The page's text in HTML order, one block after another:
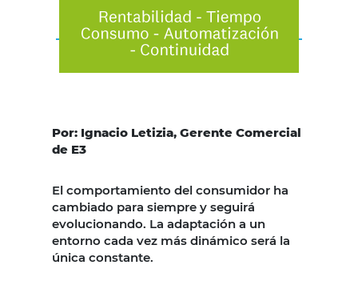
Por: Ignacio Letizia, Gerente Comercial
de E3
El comportamiento del consumidor ha
cambiado para siempre y seguirá
evolucionando. La adaptación a un
entorno cada vez más dinámico será la
única constante.